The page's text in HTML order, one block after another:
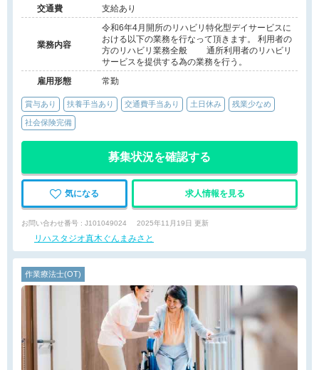
交通費
支給あり
業務内容
令和6年4月開所のリハビリ特化型デイサービスに
おける以下の業務を行なって頂きます。 利用者の
方のリハビリ業務全般 通所利用者のリハビリ
サービスを提供する為の業務を行う。
雇用形態
常勤
賞与あり 扶養手当あり 交通費手当あり 土日休み 残業少なめ
社会保険完備
募集状況を確認する
気になる 求人情報を見る
お問い合わせ番号 : J101049024 2025年11月19日 更新
リハスタジオ真木ぐんまみさと
作業療法士(OT)